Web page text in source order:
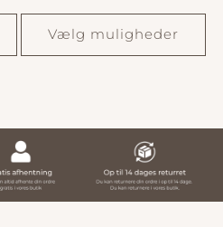
Vælg muligheder